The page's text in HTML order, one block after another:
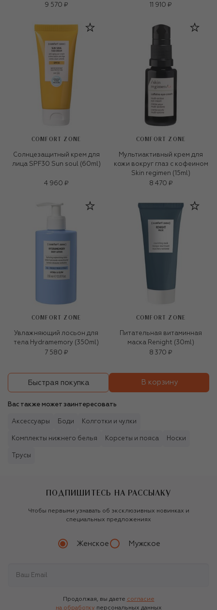
9 570 ₽
11 910 ₽
COMFORT ZONE
Солнцезащитный крем для
лица SPF30 Sun soul (60ml)
4 960 ₽
COMFORT ZONE
Мультиактивный крем для
кожи вокруг глаз с кофеином
Skin regimen (15ml)
8 470 ₽
COMFORT ZONE
Увлажняющий лосьон для
тела Hydramemory (350ml)
7 580 ₽
COMFORT ZONE
Питательная витаминная
маска Renight (30ml)
8 370 ₽
Быстрая покупка В корзину
Вас также может заинтересовать
Аксессуары Боди Колготки и чулки
Комплекты нижнего белья Корсеты и пояса Носки
Трусы
ПОДПИШИТЕСЬ НА РАССЫЛКУ
Чтобы первыми узнавать об эксклюзивных новинках и
специальных предложениях
Женское Мужское
Продолжая, вы даете согласие
на обработку персональных данных